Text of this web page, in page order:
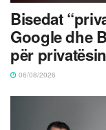
Bisedat
Google dhe
për
06/08/2026